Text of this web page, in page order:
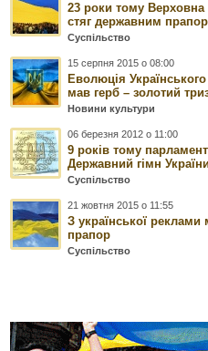
23 роки тому
стяг державним
Суспільство
15 серпня 2015 о 08:00
Еволюція
мав герб – золотий
Новини культури
06 березня 2012 о 11:00
9 років тому
Державний гімн
Суспільство
21 жовтня 2015 о 11:55
З української
прапор
Суспільство